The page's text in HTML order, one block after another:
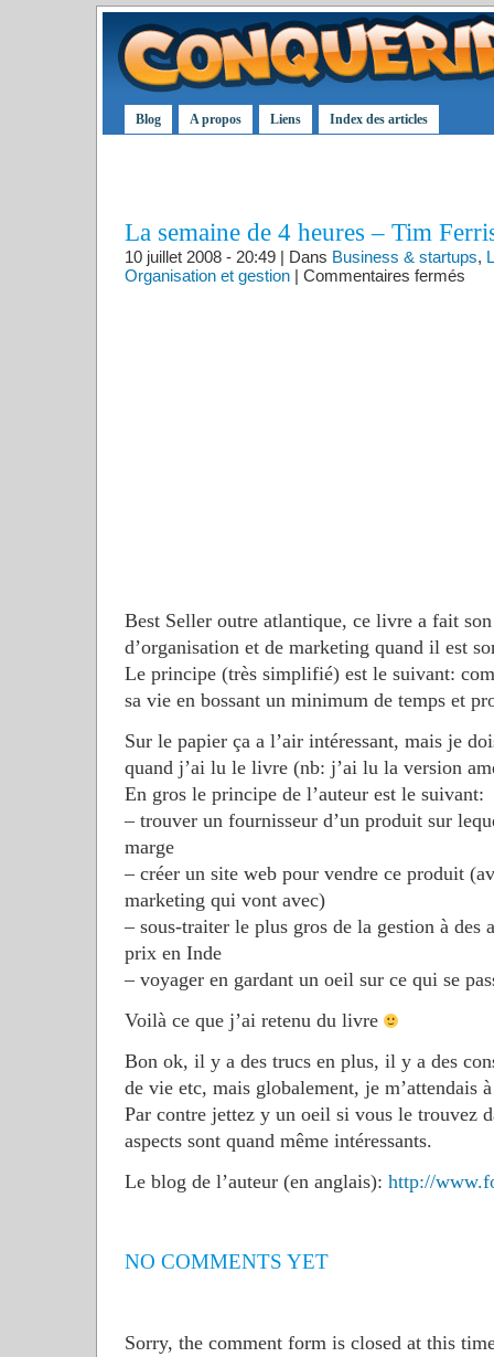
Blog A propos Liens Index des articles
La semaine de 4 heures – Tim
10 juillet 2008 - 20:49 | Dans Business & startups,
Organisation et gestion| Commentaires ferméssur
La
Best Seller outre atlantique, ce livre a fait
d’organisation et de marketing quand il est
Le principe (très simplifié) est le suivant:
sa vie en bossant un minimum de temps et
Sur le papier ça a l’air intéressant, mais je
quand j’ai lu le livre (nb: j’ai lu la version
En gros le principe de l’auteur est le suivant:
– trouver un fournisseur d’un produit sur
marge
– créer un site web pour vendre ce produit
marketing qui vont avec)
– sous-traiter le plus gros de la gestion à des
prix en Inde
– voyager en gardant un oeil sur ce qui se
Voilà ce que j’ai retenu du livre
Bon ok, il y a des trucs en plus, il y a des
de vie etc, mais globalement, je m’attendais
Par contre jettez y un oeil si vous le trouvez
aspects sont quand même intéressants.
Le blog de l’auteur (en anglais): http://
NO COMMENTS YET
Sorry, the comment form is closed at this